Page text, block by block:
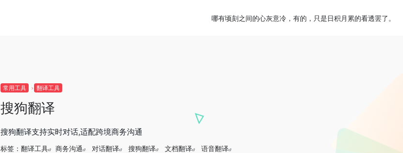
哪有顷刻之间的心灰意冷，有的，只是日积月累的看透罢了。
常用工具 翻译工具
搜狗翻译
搜狗翻译支持实时对话,适配跨境商务沟通
标签： 翻译工具 商务沟通 对话翻译 搜狗翻译 文档翻译
语音翻译